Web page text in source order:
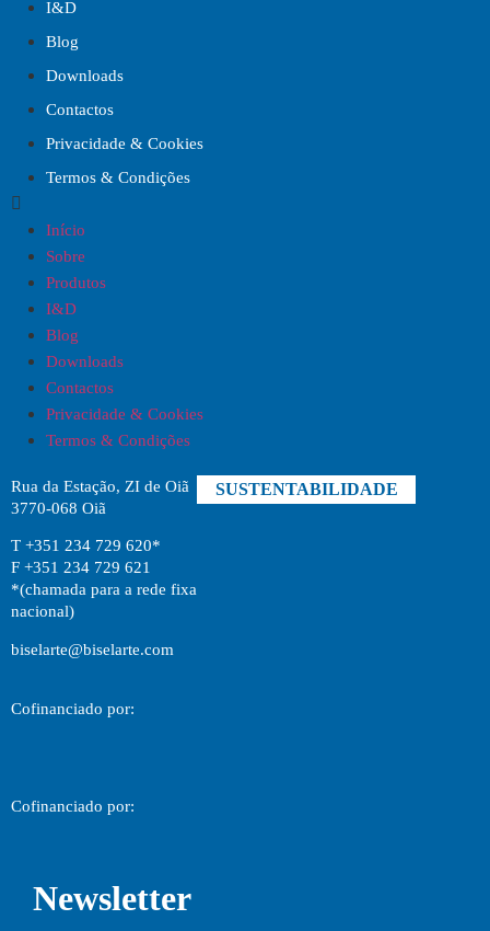
I&D
Blog
Downloads
Contactos
Privacidade & Cookies
Termos & Condições
Início
Sobre
Produtos
I&D
Blog
Downloads
Contactos
Privacidade & Cookies
Termos & Condições
Rua da Estação, ZI de Oiã
3770-068 Oiã
T +351 234 729 620*
F +351 234 729 621
*(chamada para a rede fixa
nacional)
biselarte@biselarte.com
SUSTENTABILIDADE
Cofinanciado por:
Cofinanciado por:
Newsletter